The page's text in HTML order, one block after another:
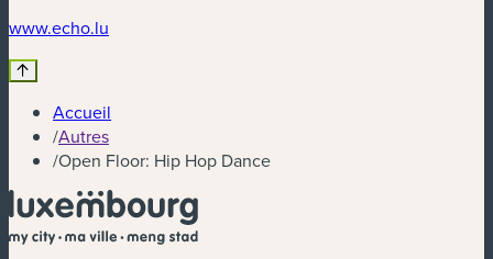
www.echo.lu
Accueil
/Autres
/Open Floor: Hip Hop Dance